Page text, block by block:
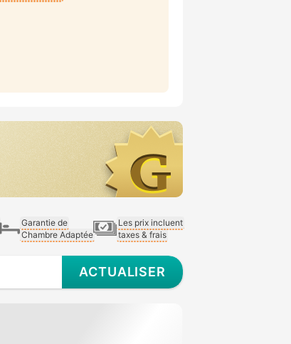
Garantie de
Chambre Adaptée
Les prix incluent
taxes & frais
ACTUALISER